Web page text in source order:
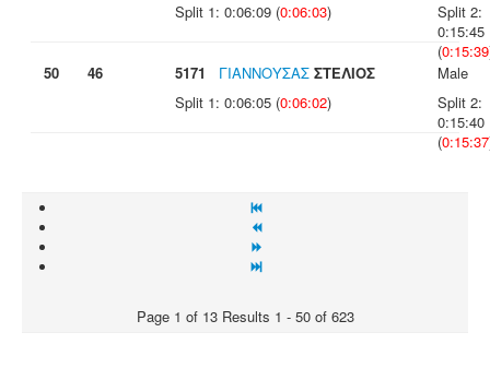
Split 1: 0:06:09 (0:06:03)
Split 2:
0:15:45
(0:15:39
50
46 5171 ΓΙΑΝΝΟΥΣΑΣ ΣΤΕΛΙΟΣ
Male
Split 1: 0:06:05 (0:06:02)
Split 2:
0:15:40
(0:15:37
Page 1 of 13 Results 1 - 50 of 623